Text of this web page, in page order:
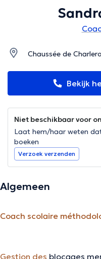
Chaussée de
Bekijk
Niet beschikbaar voor
Laat hem/haar weten
boeken
Verzoek verzenden
Algemeen
Coach scolaire
Gestion des blocages